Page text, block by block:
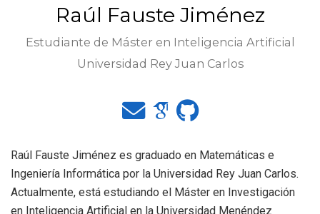
Raúl Fauste Jiménez
Estudiante de Máster en Inteligencia Artificial
Universidad Rey Juan Carlos
Raúl Fauste Jiménez es graduado en Matemáticas e
Ingeniería Informática por la Universidad Rey Juan Carlos.
Actualmente, está estudiando el Máster en Investigación
en Inteligencia Artificial en la Universidad Menéndez